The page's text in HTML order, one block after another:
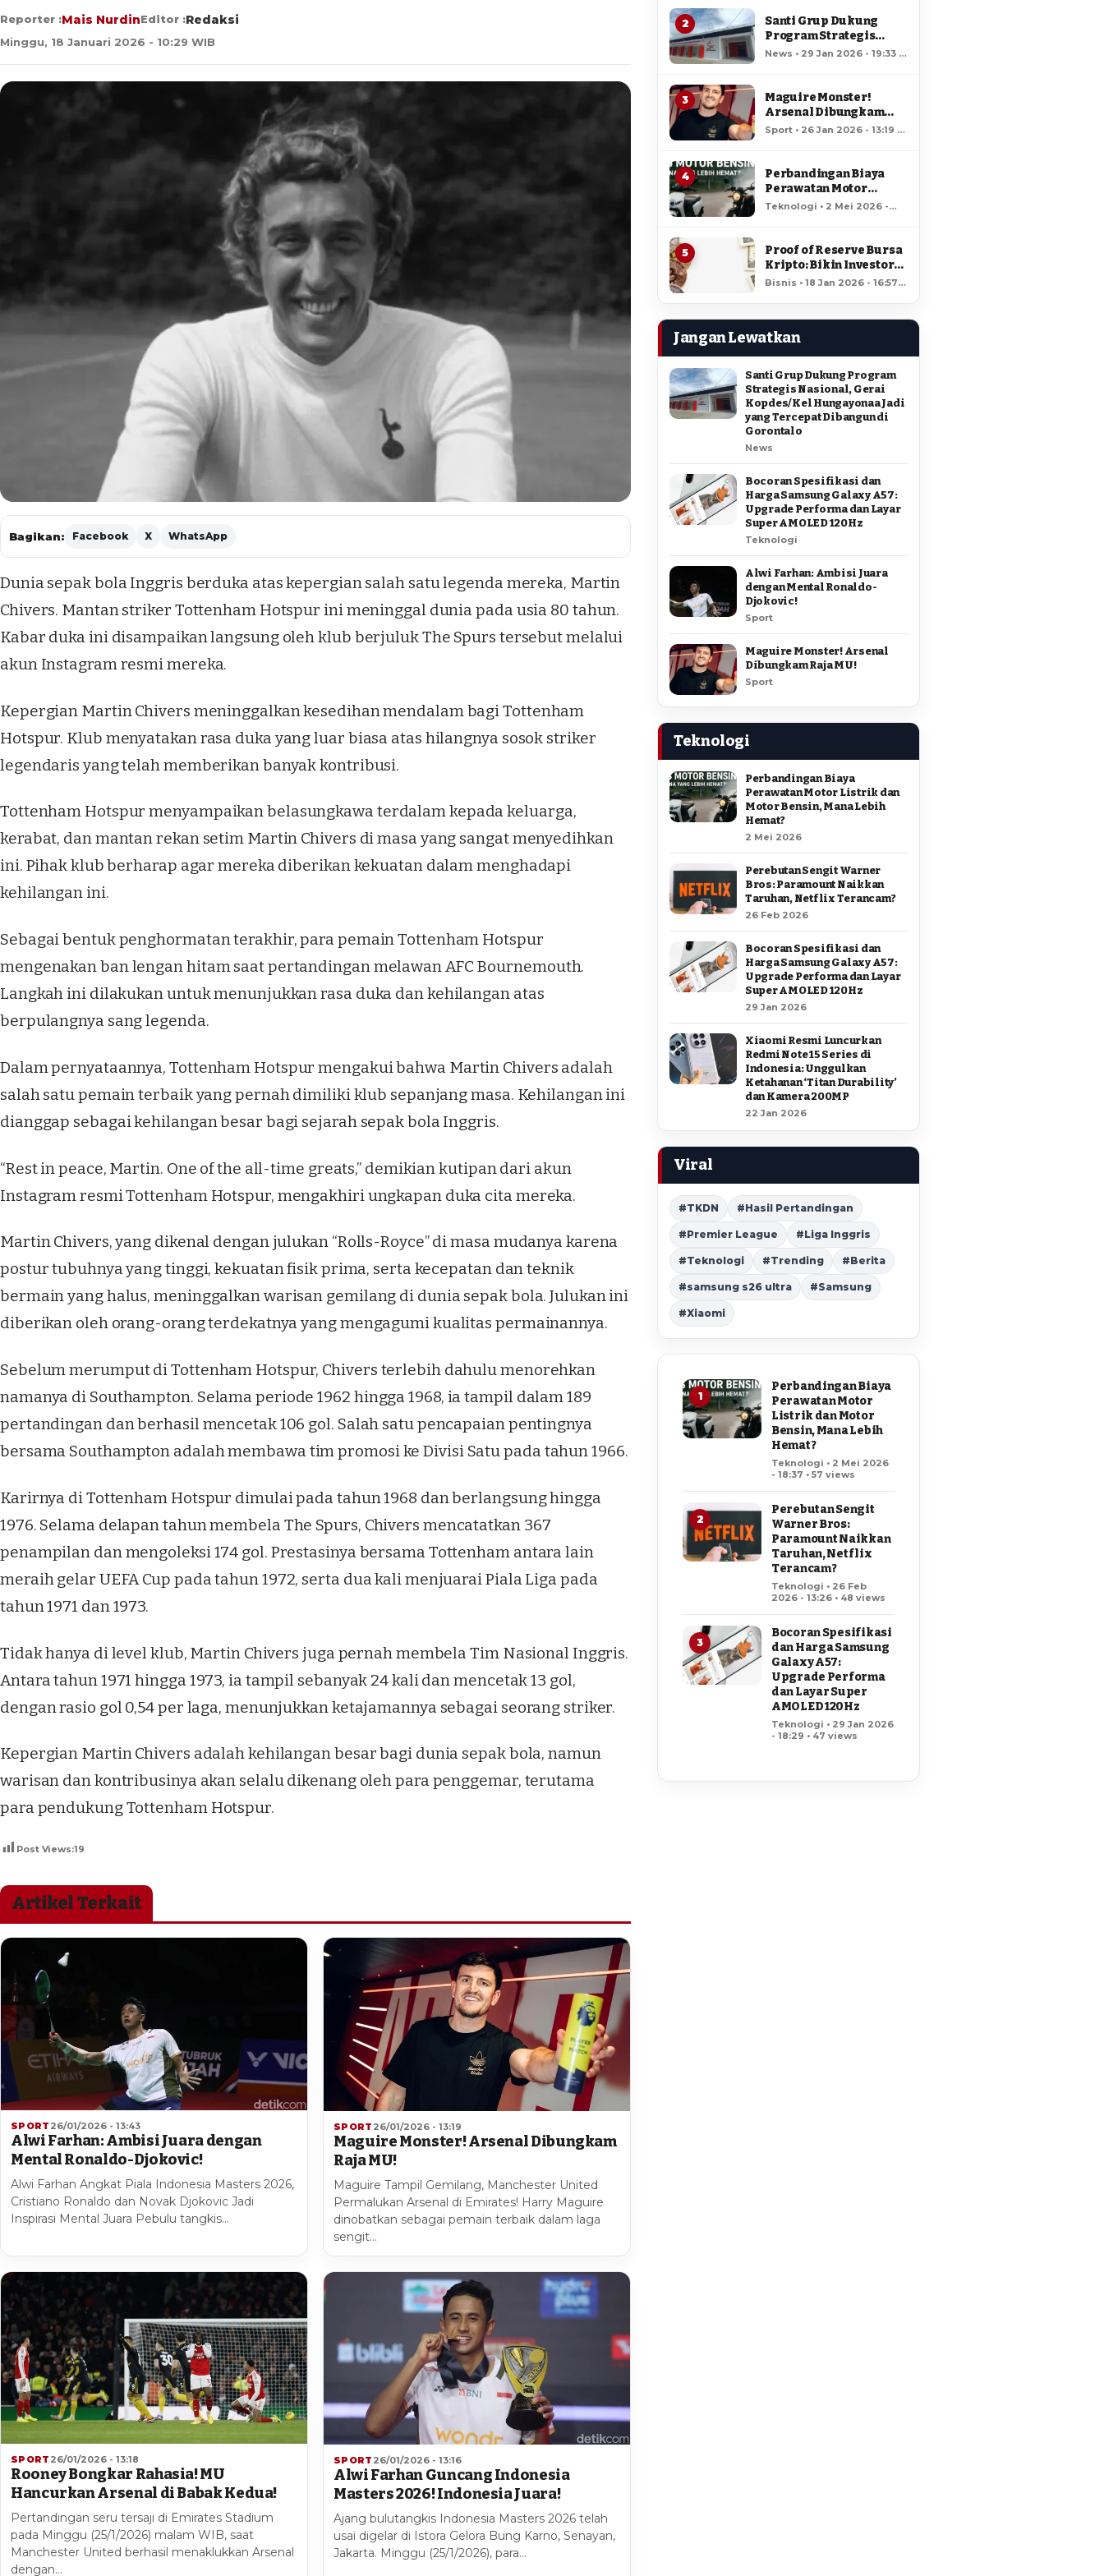
Reporter :Mais NurdinEditor :Redaksi
Minggu, 18 Januari 2026 - 10:29 WIB
Bagikan: Facebook X WhatsApp
Dunia sepak bola Inggris berduka atas kepergian salah satu legenda mereka, Martin
Chivers. Mantan striker Tottenham Hotspur ini meninggal dunia pada usia 80 tahun.
Kabar duka ini disampaikan langsung oleh klub berjuluk The Spurs tersebut melalui
akun Instagram resmi mereka.
Kepergian Martin Chivers meninggalkan kesedihan mendalam bagi Tottenham
Hotspur. Klub menyatakan rasa duka yang luar biasa atas hilangnya sosok striker
legendaris yang telah memberikan banyak kontribusi.
Tottenham Hotspur menyampaikan belasungkawa terdalam kepada keluarga,
kerabat, dan mantan rekan setim Martin Chivers di masa yang sangat menyedihkan
ini. Pihak klub berharap agar mereka diberikan kekuatan dalam menghadapi
kehilangan ini.
Sebagai bentuk penghormatan terakhir, para pemain Tottenham Hotspur
mengenakan ban lengan hitam saat pertandingan melawan AFC Bournemouth.
Langkah ini dilakukan untuk menunjukkan rasa duka dan kehilangan atas
berpulangnya sang legenda.
Dalam pernyataannya, Tottenham Hotspur mengakui bahwa Martin Chivers adalah
salah satu pemain terbaik yang pernah dimiliki klub sepanjang masa. Kehilangan ini
dianggap sebagai kehilangan besar bagi sejarah sepak bola Inggris.
“Rest in peace, Martin. One of the all-time greats,” demikian kutipan dari akun
Instagram resmi Tottenham Hotspur, mengakhiri ungkapan duka cita mereka.
Martin Chivers, yang dikenal dengan julukan “Rolls-Royce” di masa mudanya karena
postur tubuhnya yang tinggi, kekuatan fisik prima, serta kecepatan dan teknik
bermain yang halus, meninggalkan warisan gemilang di dunia sepak bola. Julukan ini
diberikan oleh orang-orang terdekatnya yang mengagumi kualitas permainannya.
Sebelum merumput di Tottenham Hotspur, Chivers terlebih dahulu menorehkan
namanya di Southampton. Selama periode 1962 hingga 1968, ia tampil dalam 189
pertandingan dan berhasil mencetak 106 gol. Salah satu pencapaian pentingnya
bersama Southampton adalah membawa tim promosi ke Divisi Satu pada tahun 1966.
Karirnya di Tottenham Hotspur dimulai pada tahun 1968 dan berlangsung hingga
1976. Selama delapan tahun membela The Spurs, Chivers mencatatkan 367
penampilan dan mengoleksi 174 gol. Prestasinya bersama Tottenham antara lain
meraih gelar UEFA Cup pada tahun 1972, serta dua kali menjuarai Piala Liga pada
tahun 1971 dan 1973.
Tidak hanya di level klub, Martin Chivers juga pernah membela Tim Nasional Inggris.
Antara tahun 1971 hingga 1973, ia tampil sebanyak 24 kali dan mencetak 13 gol,
dengan rasio gol 0,54 per laga, menunjukkan ketajamannya sebagai seorang striker.
Kepergian Martin Chivers adalah kehilangan besar bagi dunia sepak bola, namun
warisan dan kontribusinya akan selalu dikenang oleh para penggemar, terutama
para pendukung Tottenham Hotspur.
Post Views:19
Artikel Terkait
SPORT 26/01/2026 - 13:43
Alwi Farhan: Ambisi Juara dengan
Mental Ronaldo-Djokovic!
Alwi Farhan Angkat Piala Indonesia Masters 2026,
Cristiano Ronaldo dan Novak Djokovic Jadi
Inspirasi Mental Juara Pebulu tangkis…
SPORT 26/01/2026 - 13:19
Maguire Monster! Arsenal Dibungkam
Raja MU!
Maguire Tampil Gemilang, Manchester United
Permalukan Arsenal di Emirates! Harry Maguire
dinobatkan sebagai pemain terbaik dalam laga
sengit…
SPORT 26/01/2026 - 13:18
Rooney Bongkar Rahasia! MU
Hancurkan Arsenal di Babak Kedua!
Pertandingan seru tersaji di Emirates Stadium
pada Minggu (25/1/2026) malam WIB, saat
Manchester United berhasil menaklukkan Arsenal
dengan…
SPORT 26/01/2026 - 13:16
Alwi Farhan Guncang Indonesia
Masters 2026! Indonesia Juara!
Ajang bulutangkis Indonesia Masters 2026 telah
usai digelar di Istora Gelora Bung Karno, Senayan,
Jakarta. Minggu (25/1/2026), para…
2
Santi Grup Dukung
Program Strategis
Nasional, Gerai
Tercepat Dibangun di
Gorontalo
News • 29 Jan 2026 - 19:33 •
3
Maguire Monster!
Arsenal Dibungkam
Raja MU!
Sport • 26 Jan 2026 - 13:19 •
4
Perbandingan Biaya
Perawatan Motor
Listrik dan Motor
Teknologi • 2 Mei 2026 -
5
Proof of Reserve Bursa
Kripto: Bikin Investor
Kaya Raya?
Bisnis • 18 Jan 2026 - 16:57 •
Jangan Lewatkan
Santi Grup Dukung Program
Strategis Nasional, Gerai
Kopdes/Kel Hungayonaa Jadi
yang Tercepat Dibangun di
Gorontalo
News
Bocoran Spesifikasi dan
Harga Samsung Galaxy A57:
Upgrade Performa dan Layar
Super AMOLED 120Hz
Teknologi
Alwi Farhan: Ambisi Juara
dengan Mental Ronaldo-
Djokovic!
Sport
Maguire Monster! Arsenal
Dibungkam Raja MU!
Sport
Teknologi
Perbandingan Biaya
Perawatan Motor Listrik dan
Motor Bensin, Mana Lebih
Hemat?
2 Mei 2026
Perebutan Sengit Warner
Bros: Paramount Naikkan
Taruhan, Netflix Terancam?
26 Feb 2026
Bocoran Spesifikasi dan
Harga Samsung Galaxy A57:
Upgrade Performa dan Layar
Super AMOLED 120Hz
29 Jan 2026
Xiaomi Resmi Luncurkan
Redmi Note 15 Series di
Indonesia: Unggulkan
Ketahanan ‘Titan Durability’
dan Kamera 200MP
22 Jan 2026
Viral
#TKDN #Hasil Pertandingan
#Premier League #Liga Inggris
#Teknologi #Trending #Berita
#samsung s26 ultra #Samsung
#Xiaomi
1
Perbandingan Biaya
Perawatan Motor
Listrik dan Motor
Bensin, Mana Lebih
Hemat?
Teknologi • 2 Mei 2026
- 18:37 • 57 views
2
Perebutan Sengit
Warner Bros:
Paramount Naikkan
Taruhan, Netflix
Terancam?
Teknologi • 26 Feb
2026 - 13:26 • 48 views
3
Bocoran Spesifikasi
dan Harga Samsung
Galaxy A57:
Upgrade Performa
dan Layar Super
AMOLED 120Hz
Teknologi • 29 Jan 2026
- 18:29 • 47 views